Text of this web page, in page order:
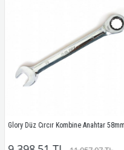
Glory Düz Cırcır Kombine Anahtar 58mm